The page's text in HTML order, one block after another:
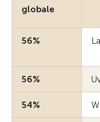
globale
56%
56%
54%